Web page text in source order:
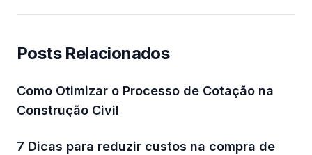
Posts Relacionados
Como Otimizar o Processo de Cotação na
Construção Civil
7 Dicas para reduzir custos na compra de